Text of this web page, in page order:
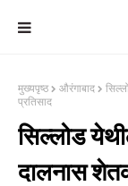
मुख्यपृष्ठ औरंगाबाद
प्रतिसाद
सिल्लोड
दालनास